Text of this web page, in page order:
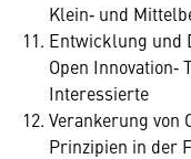
Klein‐ und
Entwicklung und
Open
Interessierte
Verankerung von
Prinzipien in der